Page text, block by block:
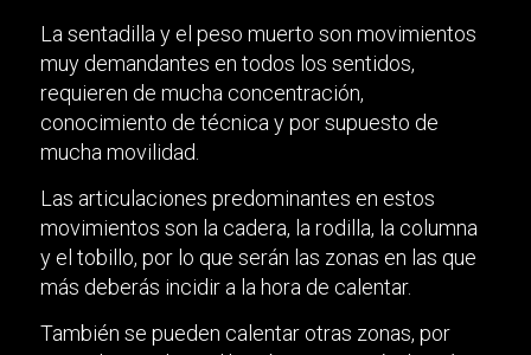
La sentadilla y el peso muerto son movimientos
muy demandantes en todos los sentidos,
requieren de mucha concentración,
conocimiento de técnica y por supuesto de
mucha movilidad.
Las articulaciones predominantes en estos
movimientos son la cadera, la rodilla, la columna
y el tobillo, por lo que serán las zonas en las que
más deberás incidir a la hora de calentar.
También se pueden calentar otras zonas, por